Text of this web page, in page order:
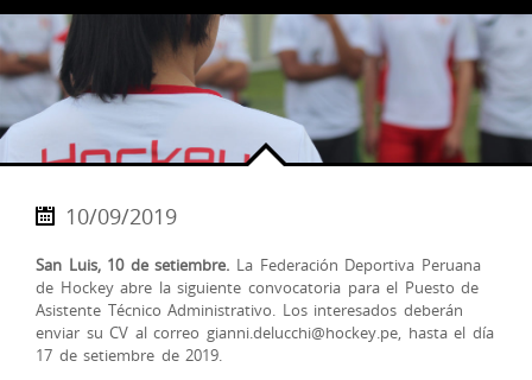
10/09/2019
San Luis, 10 de setiembre. La Federación Deportiva Peruana
de Hockey abre la siguiente convocatoria para el Puesto de
Asistente Técnico Administrativo. Los interesados deberán
enviar su CV al correo gianni.delucchi@hockey.pe, hasta el día
17 de setiembre de 2019.